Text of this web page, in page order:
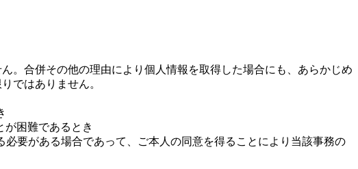
。合併その他の理由により個人情報を取得した場合にも、あらかじめ
ではありません。
が困難であるとき
要がある場合であって、ご本人の同意を得ることにより当該事務の